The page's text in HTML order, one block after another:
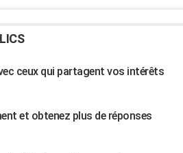
ceux qui partagent vos intérêts
et obtenez plus de réponses